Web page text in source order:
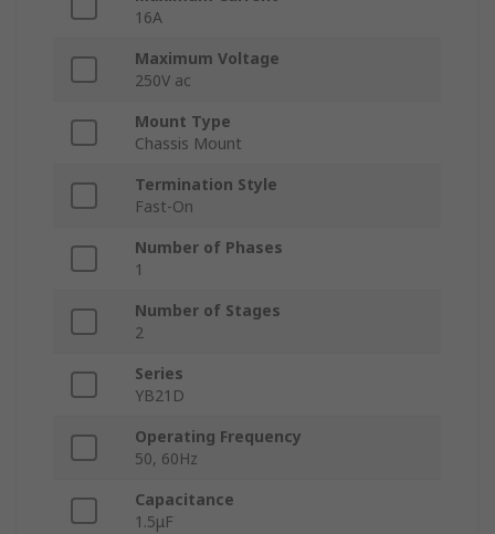
16A
Maximum Voltage
250V ac
Mount Type
Chassis Mount
Termination Style
Fast-On
Number of Phases
1
Number of Stages
2
Series
YB21D
Operating Frequency
50, 60Hz
Capacitance
1.5μF